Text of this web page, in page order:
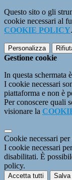
Questo sito o gli
cookie necessari al
COOKIE POLICY.
Personalizza
Gestione cookie
In questa schermata
I cookie necessari
piattaforma e non è
Per conoscere quali
visionare la
Cookie necessari
I cookie necessari
disabilitati. È
policy.
Accetta tutti Salva